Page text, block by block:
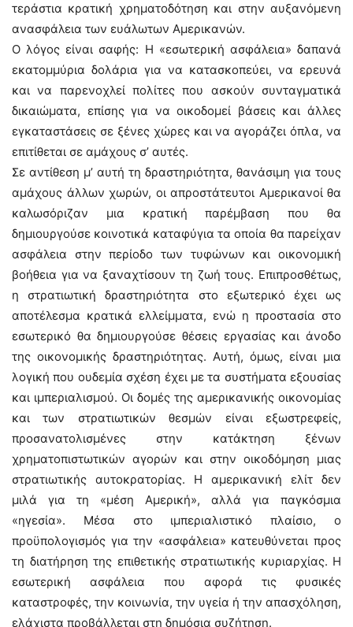
τεράστια κρατική χρηματοδότηση και στην αυξανόμενη
ανασφάλεια των ευάλωτων Αμερικανών.
Ο λόγος είναι σαφής: Η «εσωτερική ασφάλεια» δαπανά
εκατομμύρια δολάρια για να κατασκοπεύει, να ερευνά
και να παρενοχλεί πολίτες που ασκούν συνταγματικά
δικαιώματα, επίσης για να οικοδομεί βάσεις και άλλες
εγκαταστάσεις σε ξένες χώρες και να αγοράζει όπλα, να
επιτίθεται σε αμάχους σ’ αυτές.
Σε αντίθεση μ’ αυτή τη δραστηριότητα, θανάσιμη για τους
αμάχους άλλων χωρών, οι απροστάτευτοι Αμερικανοί θα
καλωσόριζαν μια κρατική παρέμβαση που θα
δημιουργούσε κοινοτικά καταφύγια τα οποία θα παρείχαν
ασφάλεια στην περίοδο των τυφώνων και οικονομική
βοήθεια για να ξαναχτίσουν τη ζωή τους. Επιπροσθέτως,
η στρατιωτική δραστηριότητα στο εξωτερικό έχει ως
αποτέλεσμα κρατικά ελλείμματα, ενώ η προστασία στο
εσωτερικό θα δημιουργούσε θέσεις εργασίας και άνοδο
της οικονομικής δραστηριότητας. Αυτή, όμως, είναι μια
λογική που ουδεμία σχέση έχει με τα συστήματα εξουσίας
και ιμπεριαλισμού. Οι δομές της αμερικανικής οικονομίας
και των στρατιωτικών θεσμών είναι εξωστρεφείς,
προσανατολισμένες στην κατάκτηση ξένων
χρηματοπιστωτικών αγορών και στην οικοδόμηση μιας
στρατιωτικής αυτοκρατορίας. Η αμερικανική ελίτ δεν
μιλά για τη «μέση Αμερική», αλλά για παγκόσμια
«ηγεσία». Μέσα στο ιμπεριαλιστικό πλαίσιο, ο
προϋπολογισμός για την «ασφάλεια» κατευθύνεται προς
τη διατήρηση της επιθετικής στρατιωτικής κυριαρχίας. Η
εσωτερική ασφάλεια που αφορά τις φυσικές
καταστροφές, την κοινωνία, την υγεία ή την απασχόληση,
ελάχιστα προβάλλεται στη δημόσια συζήτηση.